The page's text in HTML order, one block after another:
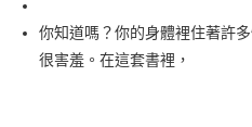
你知道嗎？你的身體裡住著許
很害羞。在這套書裡，